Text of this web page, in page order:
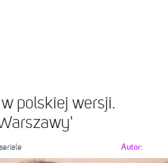
polskiej wersji.
Autor: